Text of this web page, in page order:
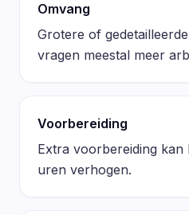
Omvang
Grotere of
vragen meestal meer
Voorbereiding
Extra voorbereiding kan
uren verhogen.